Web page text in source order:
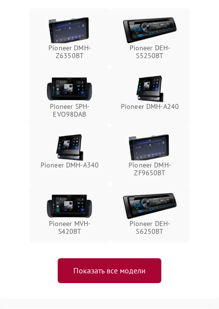
Pioneer DMH-
Z6350BT
Pioneer DEH-
S5250BT
Pioneer SPH-
EVO98DAB
Pioneer DMH-A240
Pioneer DMH-A340
Pioneer DMH-
ZF9650BT
Pioneer MVH-
S420BT
Pioneer DEH-
S6250BT
Показать все модели